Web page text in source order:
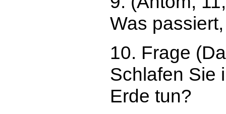
Was
10. Frage
Schlafen Sie
Erde tun?